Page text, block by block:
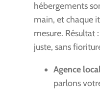
hébergements
main, et chaque
mesure. Résultat
juste, sans
Agence
parlons